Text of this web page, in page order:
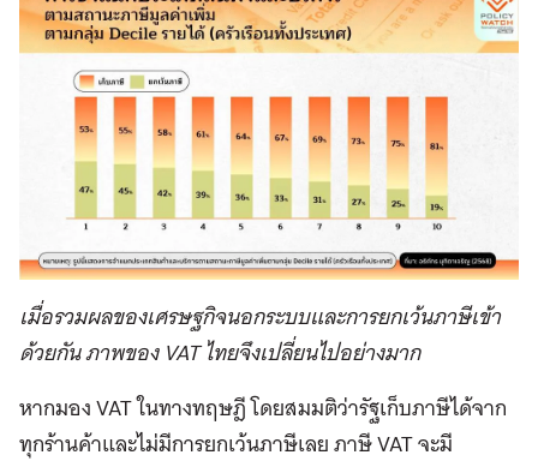
เมื่อรวมผลของเศรษฐกิจนอกระบบและการยกเว้นภาษีเข้า
ด้วยกัน ภาพของ VAT ไทยจึงเปลี่ยนไปอย่างมาก
หากมอง VAT ในทางทฤษฎี โดยสมมติว่ารัฐเก็บภาษีได้จาก
ทุกร้านค้าและไม่มีการยกเว้นภาษีเลย ภาษี VAT จะมี